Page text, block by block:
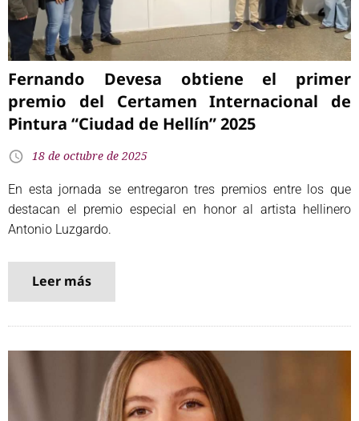
Fernando Devesa obtiene el primer
premio del Certamen Internacional de
Pintura “Ciudad de Hellín” 2025
18 de octubre de 2025
En esta jornada se entregaron tres premios entre los que
destacan el premio especial en honor al artista hellinero
Antonio Luzgardo.
Leer más